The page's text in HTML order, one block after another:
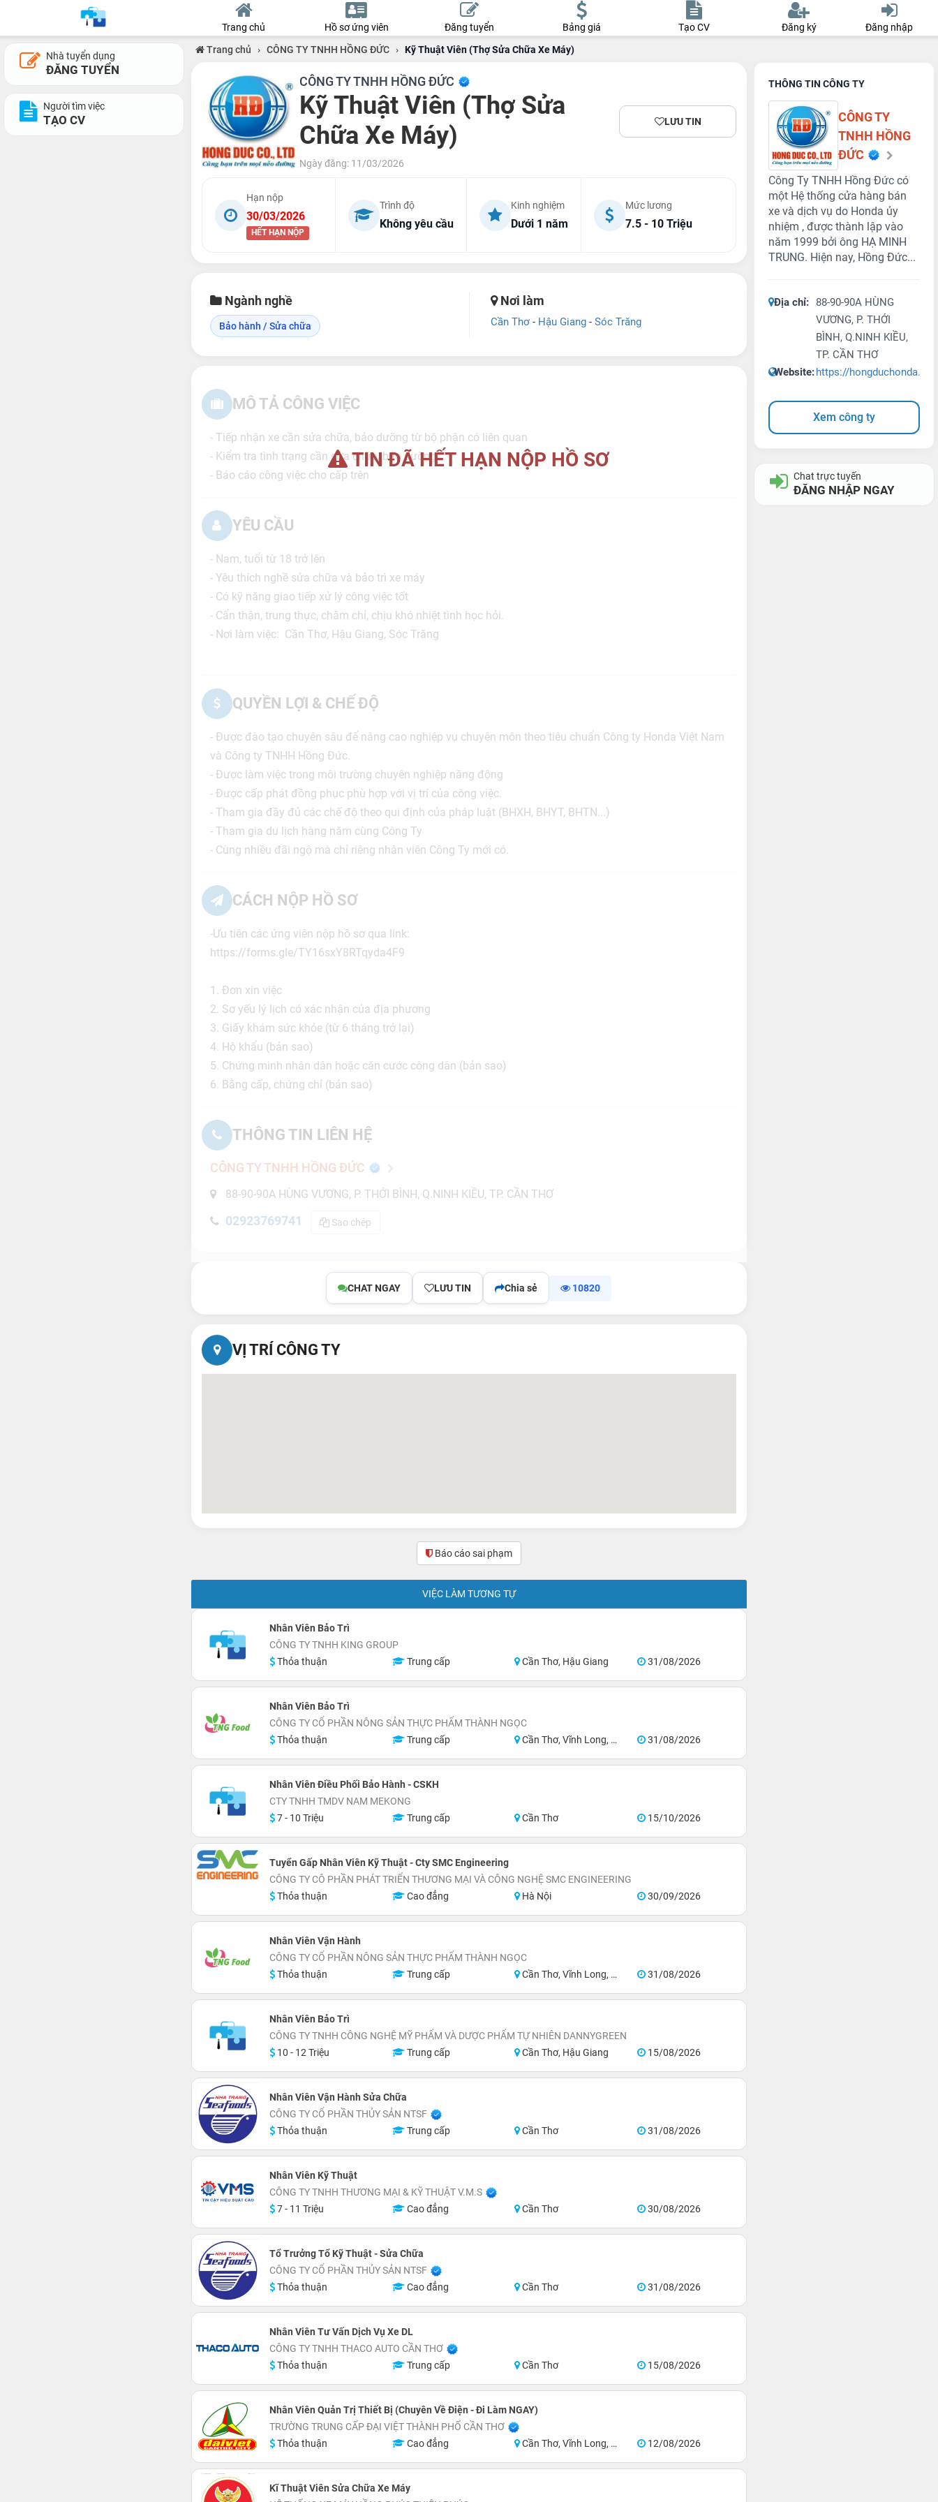
Trang chủ Hồ sơ ứng viên Đăng tuyển Bảng giá Tạo CV Đăng ký Đăng nhập
Nhà tuyển dụng
ĐĂNG TUYỂN
Người tìm việc
TẠO CV
Trang chủ › CÔNG TY TNHH HỒNG ĐỨC › Kỹ Thuật Viên (Thợ Sửa Chữa Xe Máy)
CÔNG TY TNHH HỒNG ĐỨC
Kỹ Thuật Viên (Thợ Sửa
Chữa Xe Máy)
Ngày đăng: 11/03/2026
LƯU TIN
Hạn nộp
30/03/2026
HẾT HẠN NỘP
Trình độ
Không yêu cầu
Kinh nghiệm
Dưới 1 năm
Mức lương
7.5 - 10 Triệu
Ngành nghề
Bảo hành / Sửa chữa
Nơi làm
Cần Thơ- Hậu Giang- Sóc Trăng
TIN ĐÃ HẾT HẠN NỘP HỒ SƠ
MÔ TẢ CÔNG VIỆC
- Tiếp nhận xe cần sửa chữa, bảo dưỡng từ bộ phận có liên quan
- Kiểm tra tình trạng cần sửa chữa/bảo dưỡng
- Báo cáo công việc cho cấp trên
YÊU CẦU
- Nam, tuổi từ 18 trở lên
- Yêu thích nghề sửa chữa và bảo trì xe máy
- Có kỹ năng giao tiếp xử lý công việc tốt
- Cẩn thận, trung thực, chăm chỉ, chịu khó nhiệt tình học hỏi.
- Nơi làm việc: Cần Thơ, Hậu Giang, Sóc Trăng
QUYỀN LỢI & CHẾ ĐỘ
- Được đào tạo chuyên sâu để nâng cao nghiệp vụ chuyên môn theo tiêu chuẩn Công ty Honda Việt Nam
và Công ty TNHH Hồng Đức.
- Được làm việc trong môi trường chuyên nghiệp năng động
- Được cấp phát đồng phục phù hợp với vị trí của công việc.
- Tham gia đầy đủ các chế độ theo qui định của pháp luật (BHXH, BHYT, BHTN...)
- Tham gia du lịch hàng năm cùng Công Ty
- Cùng nhiều đãi ngộ mà chỉ riêng nhân viên Công Ty mới có.
CÁCH NỘP HỒ SƠ
-Ưu tiên các ứng viên nộp hồ sơ qua link:
https://forms.gle/TY16sxY8RTqyda4F9
1. Đơn xin việc
2. Sơ yếu lý lịch có xác nhận của địa phương
3. Giấy khám sức khỏe (từ 6 tháng trở lại)
4. Hộ khẩu (bản sao)
5. Chứng minh nhân dân hoặc căn cước công dân (bản sao)
6. Bằng cấp, chứng chỉ (bản sao)
THÔNG TIN LIÊN HỆ
CÔNG TY TNHH HỒNG ĐỨC
88-90-90A HÙNG VƯƠNG, P. THỚI BÌNH, Q.NINH KIỀU, TP. CẦN THƠ
02923769741 Sao chép
CHAT NGAY LƯU TIN Chia sẻ 10820
VỊ TRÍ CÔNG TY
Báo cáo sai phạm(0)
VIỆC LÀM TƯƠNG TỰ
Nhân Viên Bảo Trì
CÔNG TY TNHH KING GROUP
Thỏa thuận
Trung cấp Cần Thơ, Hậu Giang 31/08/2026
Nhân Viên Bảo Trì
CÔNG TY CỔ PHẦN NÔNG SẢN THỰC PHẨM THÀNH NGỌC
Thỏa thuận
Trung cấp Cần Thơ, Vĩnh Long, Đồng Tháp, Miền Nam 31/08/2026
Nhân Viên Điều Phối Bảo Hành - CSKH
CTY TNHH TMDV NAM MEKONG
7 - 10 Triệu
Trung cấp Cần Thơ 15/10/2026
Tuyển Gấp Nhân Viên Kỹ Thuật - Cty SMC Engineering
CÔNG TY CÔ PHẦN PHÁT TRIỂN THƯƠNG MẠI VÀ CÔNG NGHỆ SMC ENGINEERING
Thỏa thuận
Cao đẳng Hà Nội 30/09/2026
Nhân Viên Vận Hành
CÔNG TY CỔ PHẦN NÔNG SẢN THỰC PHẨM THÀNH NGỌC
Thỏa thuận
Trung cấp Cần Thơ, Vĩnh Long, Đồng Tháp, Miền Nam 31/08/2026
Nhân Viên Bảo Trì
CÔNG TY TNHH CÔNG NGHỆ MỸ PHẨM VÀ DƯỢC PHẨM TỰ NHIÊN DANNYGREEN
10 - 12 Triệu
Trung cấp Cần Thơ, Hậu Giang 15/08/2026
Nhân Viên Vận Hành Sửa Chữa
CÔNG TY CỔ PHẦN THỦY SẢN NTSF
Thỏa thuận
Trung cấp Cần Thơ 31/08/2026
Nhân Viên Kỹ Thuật
CÔNG TY TNHH THƯƠNG MẠI & KỸ THUẬT V.M.S
7 - 11 Triệu
Cao đẳng Cần Thơ 30/08/2026
Tổ Trưởng Tổ Kỹ Thuật - Sửa Chữa
CÔNG TY CỔ PHẦN THỦY SẢN NTSF
Thỏa thuận
Cao đẳng Cần Thơ 31/08/2026
Nhân Viên Tư Vấn Dịch Vụ Xe DL
CÔNG TY TNHH THACO AUTO CẦN THƠ
Thỏa thuận
Trung cấp Cần Thơ 15/08/2026
Nhân Viên Quản Trị Thiết Bị (Chuyên Về Điện - Đi Làm NGAY)
TRƯỜNG TRUNG CẤP ĐẠI VIỆT THÀNH PHỐ CẦN THƠ
Thỏa thuận
Cao đẳng Cần Thơ, Vĩnh Long, Hậu Giang 12/08/2026
Kĩ Thuật Viên Sửa Chữa Xe Máy
THÔNG TIN CÔNG TY
CÔNG TY
TNHH HỒNG
ĐỨC
Công Ty TNHH Hồng Đức có
một Hệ thống cửa hàng bán
xe và dịch vụ do Honda ủy
nhiệm , được thành lập vào
năm 1999 bởi ông HẠ MINH
TRUNG. Hiện nay, Hồng Đức...
Địa chỉ:
88-90-90A HÙNG
VƯƠNG, P. THỚI
BÌNH, Q.NINH KIỀU,
TP. CẦN THƠ
Website:https://
Xem công ty
Chat trực tuyến
ĐĂNG NHẬP NGAY